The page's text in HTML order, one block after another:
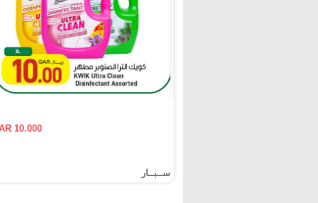
10.000
ســبــار